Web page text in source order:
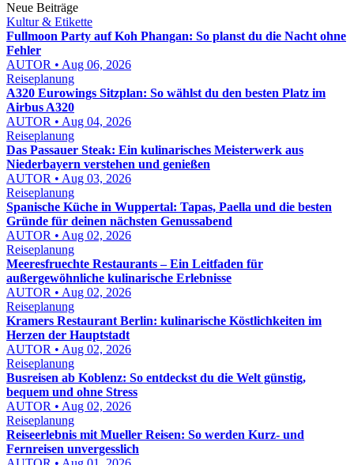
Neue Beiträge
Kultur & Etikette
Fullmoon Party auf Koh Phangan: So planst du die Nacht ohne
Fehler
AUTOR • Aug 06, 2026
Reiseplanung
A320 Eurowings Sitzplan: So wählst du den besten Platz im
Airbus A320
AUTOR • Aug 04, 2026
Reiseplanung
Das Passauer Steak: Ein kulinarisches Meisterwerk aus
Niederbayern verstehen und genießen
AUTOR • Aug 03, 2026
Reiseplanung
Spanische Küche in Wuppertal: Tapas, Paella und die besten
Gründe für deinen nächsten Genussabend
AUTOR • Aug 02, 2026
Reiseplanung
Meeresfruechte Restaurants – Ein Leitfaden für
außergewöhnliche kulinarische Erlebnisse
AUTOR • Aug 02, 2026
Reiseplanung
Kramers Restaurant Berlin: kulinarische Köstlichkeiten im
Herzen der Hauptstadt
AUTOR • Aug 02, 2026
Reiseplanung
Busreisen ab Koblenz: So entdeckst du die Welt günstig,
bequem und ohne Stress
AUTOR • Aug 02, 2026
Reiseplanung
Reiseerlebnis mit Mueller Reisen: So werden Kurz- und
Fernreisen unvergesslich